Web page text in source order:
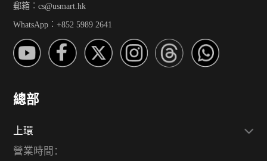
郵箱︰cs@usmart.hk
WhatsApp︰+852 5989 2641
總部
上環
營業時間：